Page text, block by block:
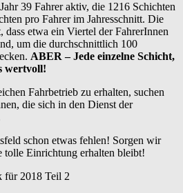
39 Fahrer aktiv, die 1216 Schichten
pro Fahrer im Jahresschnitt. Die
dass etwa ein Viertel der FahrerInnen
um die durchschnittlich 100
ABER – Jede einzelne Schicht,
wertvoll!
Fahrbetrieb zu erhalten, suchen
die sich in den Dienst der
schon etwas fehlen! Sorgen wir
tolle Einrichtung erhalten bleibt!
für 2018 Teil 2